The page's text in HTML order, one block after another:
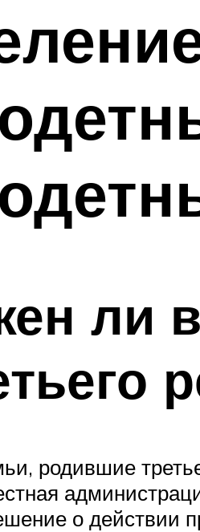
ли
родившие
о действии